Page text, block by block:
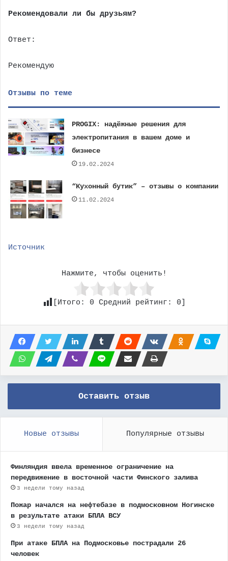
Рекомендовали ли бы друзьям?
Ответ:
Рекомендую
Отзывы по теме
PROGIX: надёжные решения для
электропитания в вашем доме и
бизнесе
19.02.2024
“Кухонный бутик” – отзывы о компании
11.02.2024
Источник
Нажмите, чтобы оценить!
[Итого: 0 Средний рейтинг: 0
Оставить отзыв
Новые отзывы Популярные отзывы
Финляндия ввела временное ограничение на
передвижение в восточной части Финского залива
3 недели тому назад
Пожар начался на нефтебазе в подмосковном Ногинске
в результате атаки БПЛА ВСУ
3 недели тому назад
При атаке БПЛА на Подмосковье пострадали 26
человек